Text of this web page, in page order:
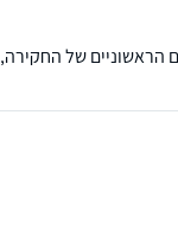
הראשוניים של החקירה,